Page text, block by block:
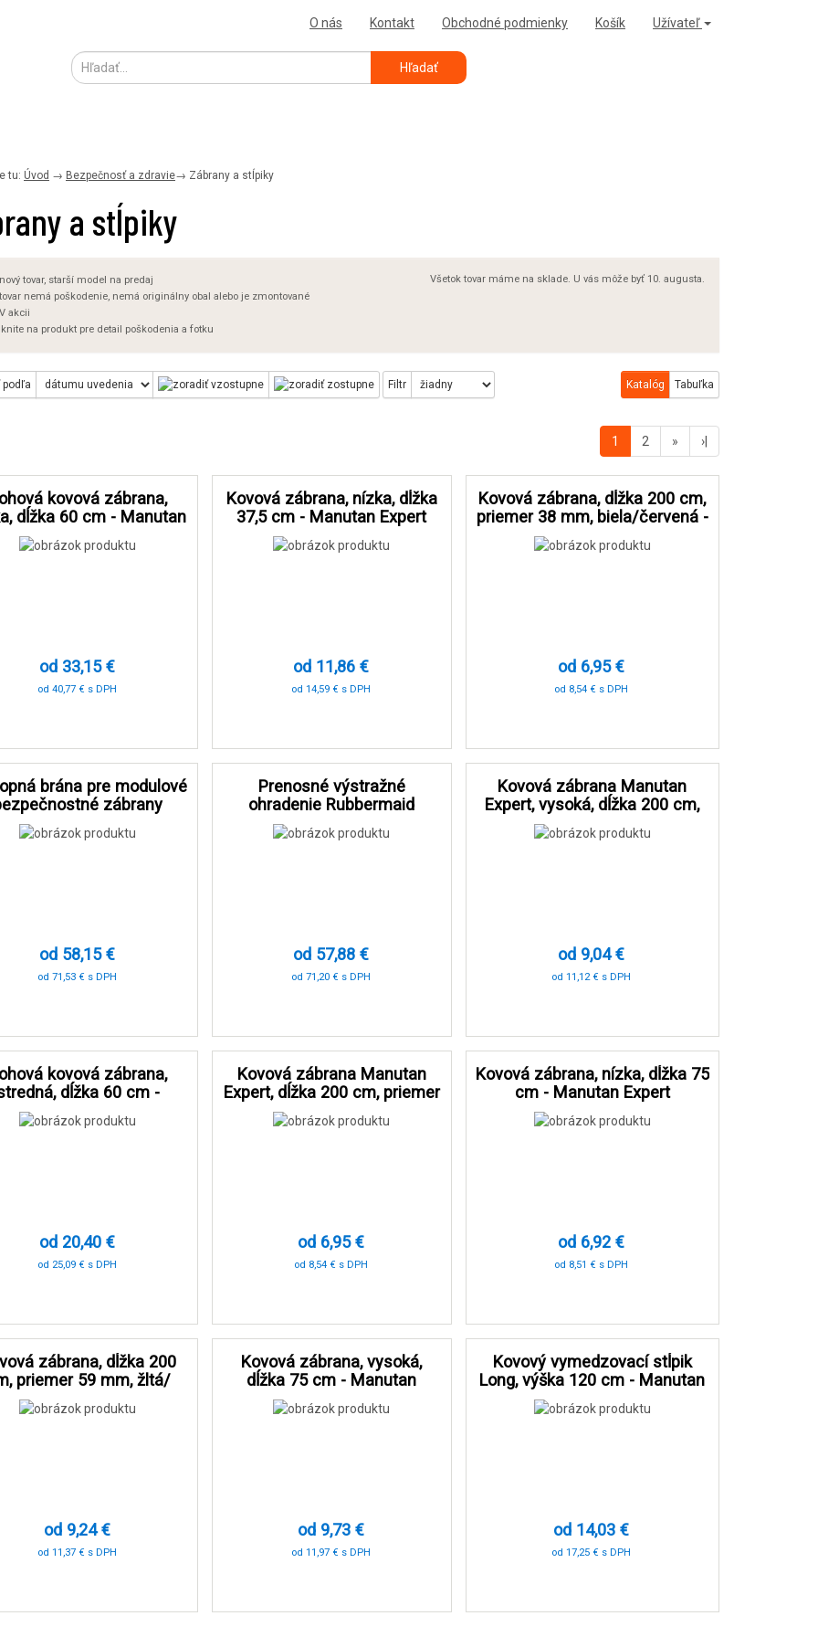
Hľadať
O nás Kontakt Obchodné podmienky Košík Užívateľ
tu: Úvod → Bezpečnosť a zdravie→ Zábrany a stĺpiky
a stĺpiky
Všetok tovar máme na sklade. U vás môže byť 10. augusta.
tovar, starší model na predaj
nemá poškodenie, nemá originálny obal alebo je zmontované
akcii
na produkt pre detail poškodenia a fotku
Filtr Katalóg Tabuľka
1 2 » ›|
kovová zábrana,
dĺžka 60 cm - Manutan
Expert
od 33,15 €
od 40,77 € s DPH
Kovová zábrana, nízka, dĺžka
37,5 cm - Manutan Expert
od 11,86 €
od 14,59 € s DPH
Kovová zábrana, dĺžka 200 cm,
priemer 38 mm, biela/červená -
Manutan Expert
od 6,95 €
od 8,54 € s DPH
brána pre modulové
zábrany
Dancop
od 58,15 €
od 71,53 € s DPH
Prenosné výstražné
ohradenie Rubbermaid
Barricade
od 57,88 €
od 71,20 € s DPH
Kovová zábrana Manutan
Expert, vysoká, dĺžka 200 cm,
žltá/čierna
od 9,04 €
od 11,12 € s DPH
kovová zábrana,
dĺžka 60 cm -
Manutan Expert
od 20,40 €
od 25,09 € s DPH
Kovová zábrana Manutan
Expert, dĺžka 200 cm, priemer
38 mm, čierna/žltá
od 6,95 €
od 8,54 € s DPH
Kovová zábrana, nízka, dĺžka 75
cm - Manutan Expert
od 6,92 €
od 8,51 € s DPH
zábrana, dĺžka 200
priemer 59 mm, žltá/
- Manutan Expert
od 9,24 €
od 11,37 € s DPH
Kovová zábrana, vysoká,
dĺžka 75 cm - Manutan
Expert
od 9,73 €
od 11,97 € s DPH
Kovový vymedzovací stĺpik
Long, výška 120 cm - Manutan
Expert
od 14,03 €
od 17,25 € s DPH